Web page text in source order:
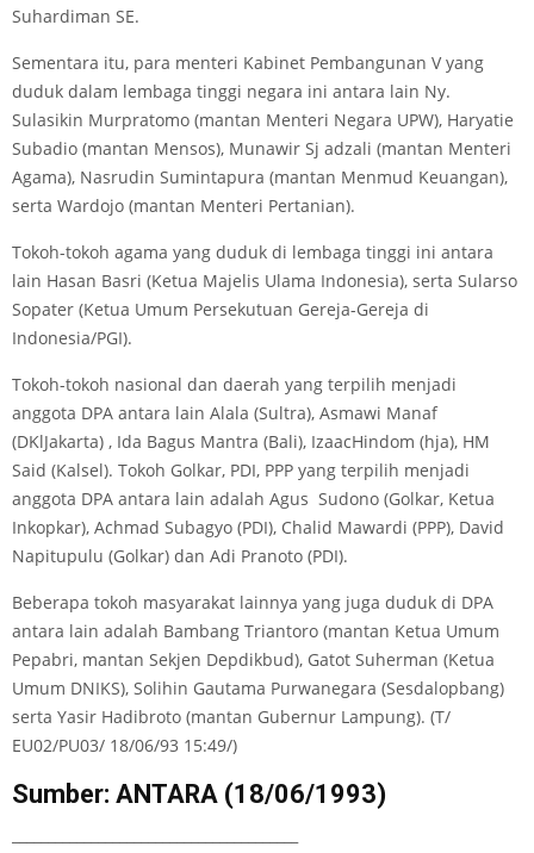
Suhardiman SE.
Sementara itu, para menteri Kabinet Pembangunan V yang
duduk dalam lembaga tinggi negara ini antara lain Ny.
Sulasikin Murpratomo (mantan Menteri Negara UPW), Haryatie
Subadio (mantan Mensos), Munawir Sj adzali (mantan Menteri
Agama), Nasrudin Sumintapura (mantan Menmud Keuangan),
serta Wardojo (mantan Menteri Pertanian).
Tokoh-tokoh agama yang duduk di lembaga tinggi ini antara
lain Hasan Basri (Ketua Majelis Ulama Indonesia), serta Sularso
Sopater (Ketua Umum Persekutuan Gereja-Gereja di
Indonesia/PGI).
Tokoh-tokoh nasional dan daerah yang terpilih menjadi
anggota DPA antara lain Alala (Sultra), Asmawi Manaf
(DKlJakarta) , Ida Bagus Mantra (Bali), IzaacHindom (hja), HM
Said (Kalsel). Tokoh Golkar, PDI, PPP yang terpilih menjadi
anggota DPA antara lain adalah Agus Sudono (Golkar, Ketua
Inkopkar), Achmad Subagyo (PDI), Chalid Mawardi (PPP), David
Napitupulu (Golkar) dan Adi Pranoto (PDI).
Beberapa tokoh masyarakat lainnya yang juga duduk di DPA
antara lain adalah Bambang Triantoro (mantan Ketua Umum
Pepabri, mantan Sekjen Depdikbud), Gatot Suherman (Ketua
Umum DNIKS), Solihin Gautama Purwanegara (Sesdalopbang)
serta Yasir Hadibroto (mantan Gubernur Lampung). (T/
EU02/PU03/ 18/06/93 15:49/)
Sumber: ANTARA (18/06/1993)